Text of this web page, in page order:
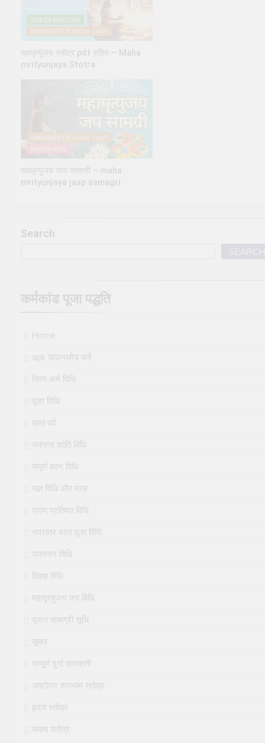
SUKTA MANTRA
MAHAMRITYUNJAY JAAP
महामृत्युंजय स्तोत्र pdf सहित – Maha
mrityunjaya Stotra
MAHAMRITYUNJAY JAAP
महामृत्युंजय जाप सामग्री – maha
mrityunjaya jaap samagri
Search
कर्मकांड पूजा पद्धति
Home
apk डाउनलोड करें
नित्य कर्म विधि
पूजा विधि
व्रत पर्व
नवग्रह शांति विधि
संपूर्ण हवन विधि
यज्ञ विधि और मंत्र
प्राण प्रतिष्ठा विधि
नवरात्र व्रत पूजा विधि
उपनयन विधि
विवाह विधि
महामृत्युंजय जप विधि
पूजन सामग्री सूचि
सूक्त
सम्पूर्ण दुर्गा सप्तशती
अष्टोत्तर शतनाम स्तोत्र
हृदय स्तोत्र
कवच स्तोत्र